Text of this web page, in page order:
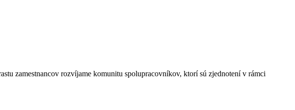
zamestnancov rozvíjame komunitu spolupracovníkov, ktorí sú zjednotení v rámci